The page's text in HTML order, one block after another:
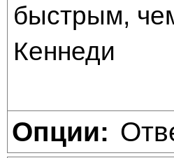
быстрым,
Кеннеди
Опции: